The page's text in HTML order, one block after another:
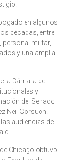
en algunos
décadas, entre
personal militar,
y una amplia
la Cámara de
y
del Senado
Neil Gorsuch.
audiencias de
.
Chicago obtuvo